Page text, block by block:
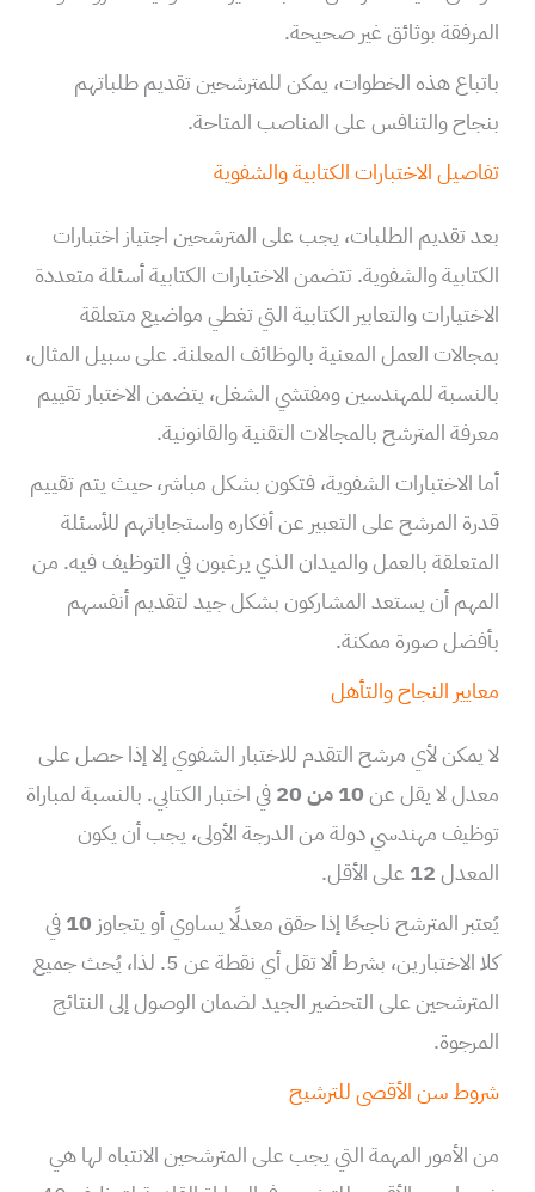
المرفقة بوثائق غير صحيحة.
باتباع هذه الخطوات، يمكن للمترشحين تقديم طلباتهم
بنجاح والتنافس على المناصب المتاحة.
تفاصيل الاختبارات الكتابية والشفوية
بعد تقديم الطلبات، يجب على المترشحين اجتياز اختبارات
الكتابية والشفوية. تتضمن الاختبارات الكتابية أسئلة متعددة
الاختيارات والتعابير الكتابية التي تغطي مواضيع متعلقة
بمجالات العمل المعنية بالوظائف المعلنة. على سبيل المثال،
بالنسبة للمهندسين ومفتشي الشغل، يتضمن الاختبار تقييم
معرفة المترشح بالمجالات التقنية والقانونية.
أما الاختبارات الشفوية، فتكون بشكل مباشر، حيث يتم تقييم
قدرة المرشح على التعبير عن أفكاره واستجاباتهم للأسئلة
المتعلقة بالعمل والميدان الذي يرغبون في التوظيف فيه. من
المهم أن يستعد المشاركون بشكل جيد لتقديم أنفسهم
بأفضل صورة ممكنة.
معايير النجاح والتأهل
لا يمكن لأي مرشح التقدم للاختبار الشفوي إلا إذا حصل على
معدل لا يقل عن10 من 20
في اختبار الكتابي. بالنسبة لمباراة
توظيف مهندسي دولة من الدرجة الأولى، يجب أن يكون
المعدل12 على الأقل.
يُعتبر المترشح ناجحًا إذا حقق معدلًا يساوي أو يتجاوز 10في
كلا الاختبارين، بشرط ألا تقل أي نقطة عن 5. لذا، يُحث جميع
المترشحين على التحضير الجيد لضمان الوصول إلى النتائج
المرجوة.
شروط سن الأقصى للترشيح
من الأمور المهمة التي يجب على المترشحين الانتباه لها هي